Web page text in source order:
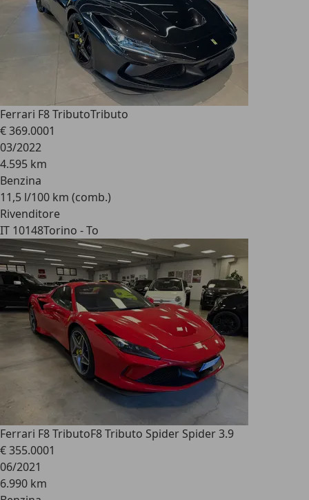
Ferrari F8 TributoTributo
€ 369.0001
03/2022
4.595 km
Benzina
11,5 l/100 km (comb.)
Rivenditore
IT 10148Torino - To
Ferrari F8 TributoF8 Tributo Spider Spider 3.9
€ 355.0001
06/2021
6.990 km